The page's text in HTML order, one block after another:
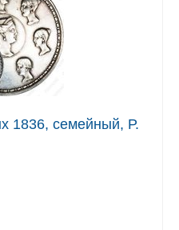
1836, семейный, Р.